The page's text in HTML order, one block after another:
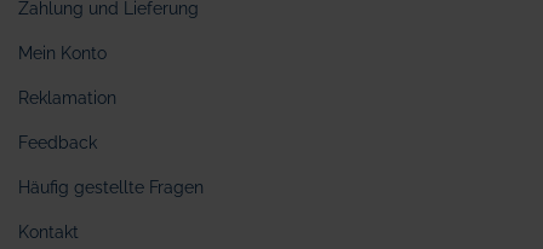
Zahlung und Lieferung
Mein Konto
Reklamation
Feedback
Häufig gestellte Fragen
Kontakt